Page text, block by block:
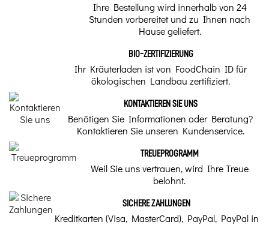
Ihre Bestellung wird innerhalb von 24
Stunden vorbereitet und zu Ihnen nach
Hause geliefert.
BIO-ZERTIFIZIERUNG
Ihr Kräuterladen ist von FoodChain ID für
ökologischen Landbau zertifiziert.
KONTAKTIEREN SIE UNS
Benötigen Sie Informationen oder Beratung?
Kontaktieren Sie unseren Kundenservice.
TREUEPROGRAMM
Weil Sie uns vertrauen, wird Ihre Treue
belohnt.
SICHERE ZAHLUNGEN
Kreditkarten (Visa, MasterCard), PayPal, PayPal in